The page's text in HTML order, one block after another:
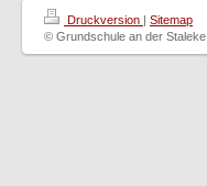
Druckversion | Sitemap
© Grundschule an der Staleke